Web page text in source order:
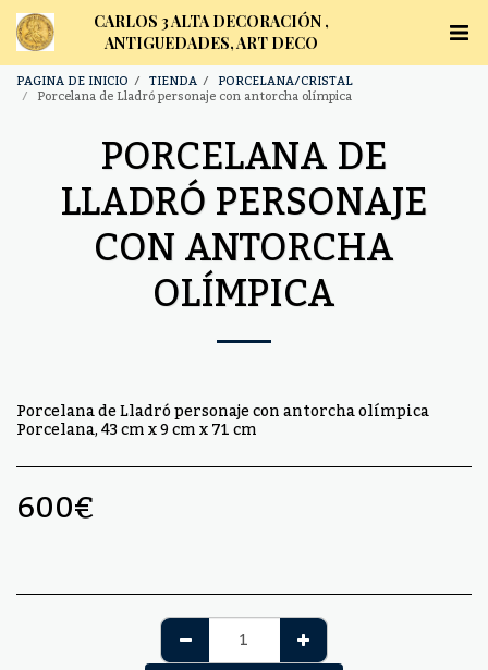
CARLOS 3 ALTA DECORACIÓN ,
ANTIGUEDADES, ART DECO
PAGINA DE INICIO TIENDA PORCELANA/CRISTAL
Porcelana de Lladró personaje con antorcha olímpica
PORCELANA DE
LLADRÓ PERSONAJE
CON ANTORCHA
OLÍMPICA
Porcelana de Lladró personaje con antorcha olímpica
Porcelana, 43 cm x 9 cm x 71 cm
600€